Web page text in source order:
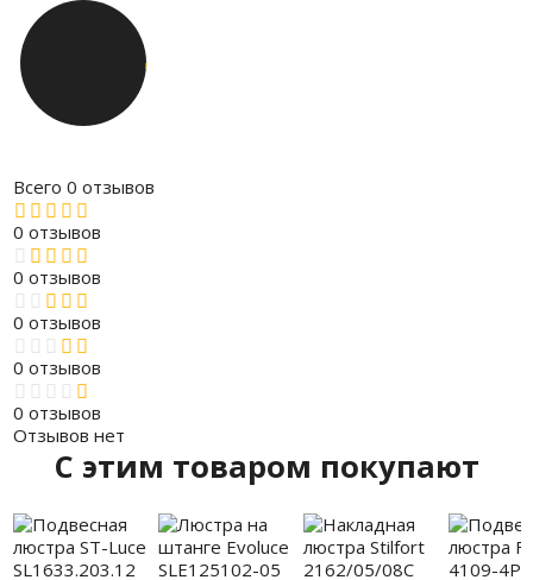
Всего 0 отзывов
0 отзывов
0 отзывов
0 отзывов
0 отзывов
0 отзывов
Отзывов нет
C этим товаром покупают